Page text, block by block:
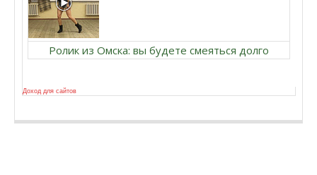
Ролик из Омска: вы будете смеяться долго
Доход для сайтов